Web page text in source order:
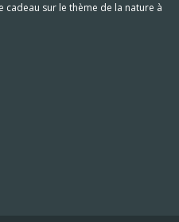
sur le thème de la nature à